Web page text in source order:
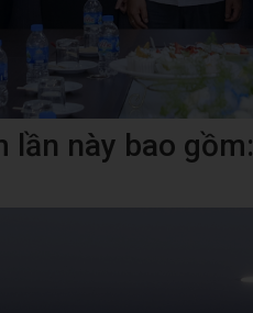
lần này bao gồm: